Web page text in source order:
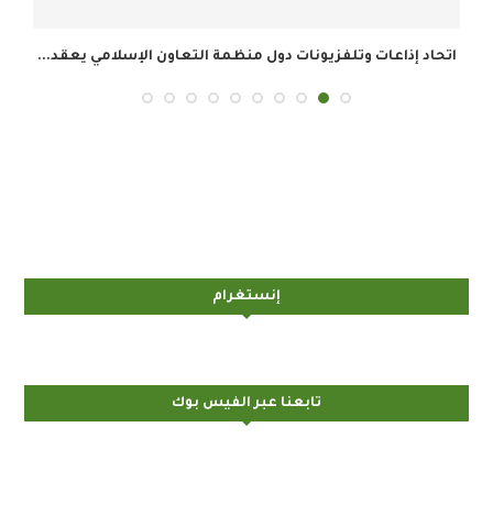
اتحاد إذاعات وتلفزيونات دول منظمة التعاون الإسلامي يعقد...
إنستغرام
تابعنا عبر الفيس بوك